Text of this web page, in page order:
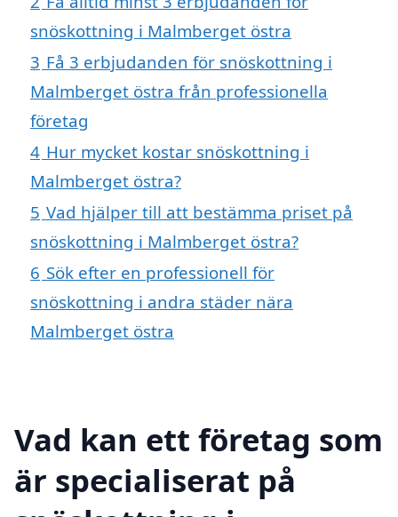
snöskottning i Malmberget östra
3 Få 3 erbjudanden för snöskottning i
Malmberget östra från professionella
företag
4 Hur mycket kostar snöskottning i
Malmberget östra?
5 Vad hjälper till att bestämma priset på
snöskottning i Malmberget östra?
6 Sök efter en professionell för
snöskottning i andra städer nära
Malmberget östra
Vad kan ett företag som
är specialiserat på